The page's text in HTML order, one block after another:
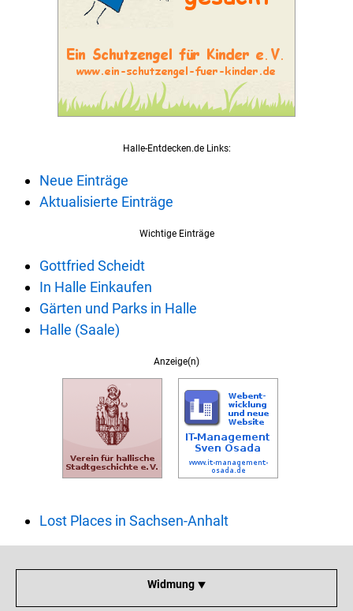
Halle-Entdecken.de Links:
Neue Einträge
Aktualisierte Einträge
Wichtige Einträge
Gottfried Scheidt
In Halle Einkaufen
Gärten und Parks in Halle
Halle (Saale)
Anzeige(n)
Lost Places in Sachsen-Anhalt
Widmung ⯆